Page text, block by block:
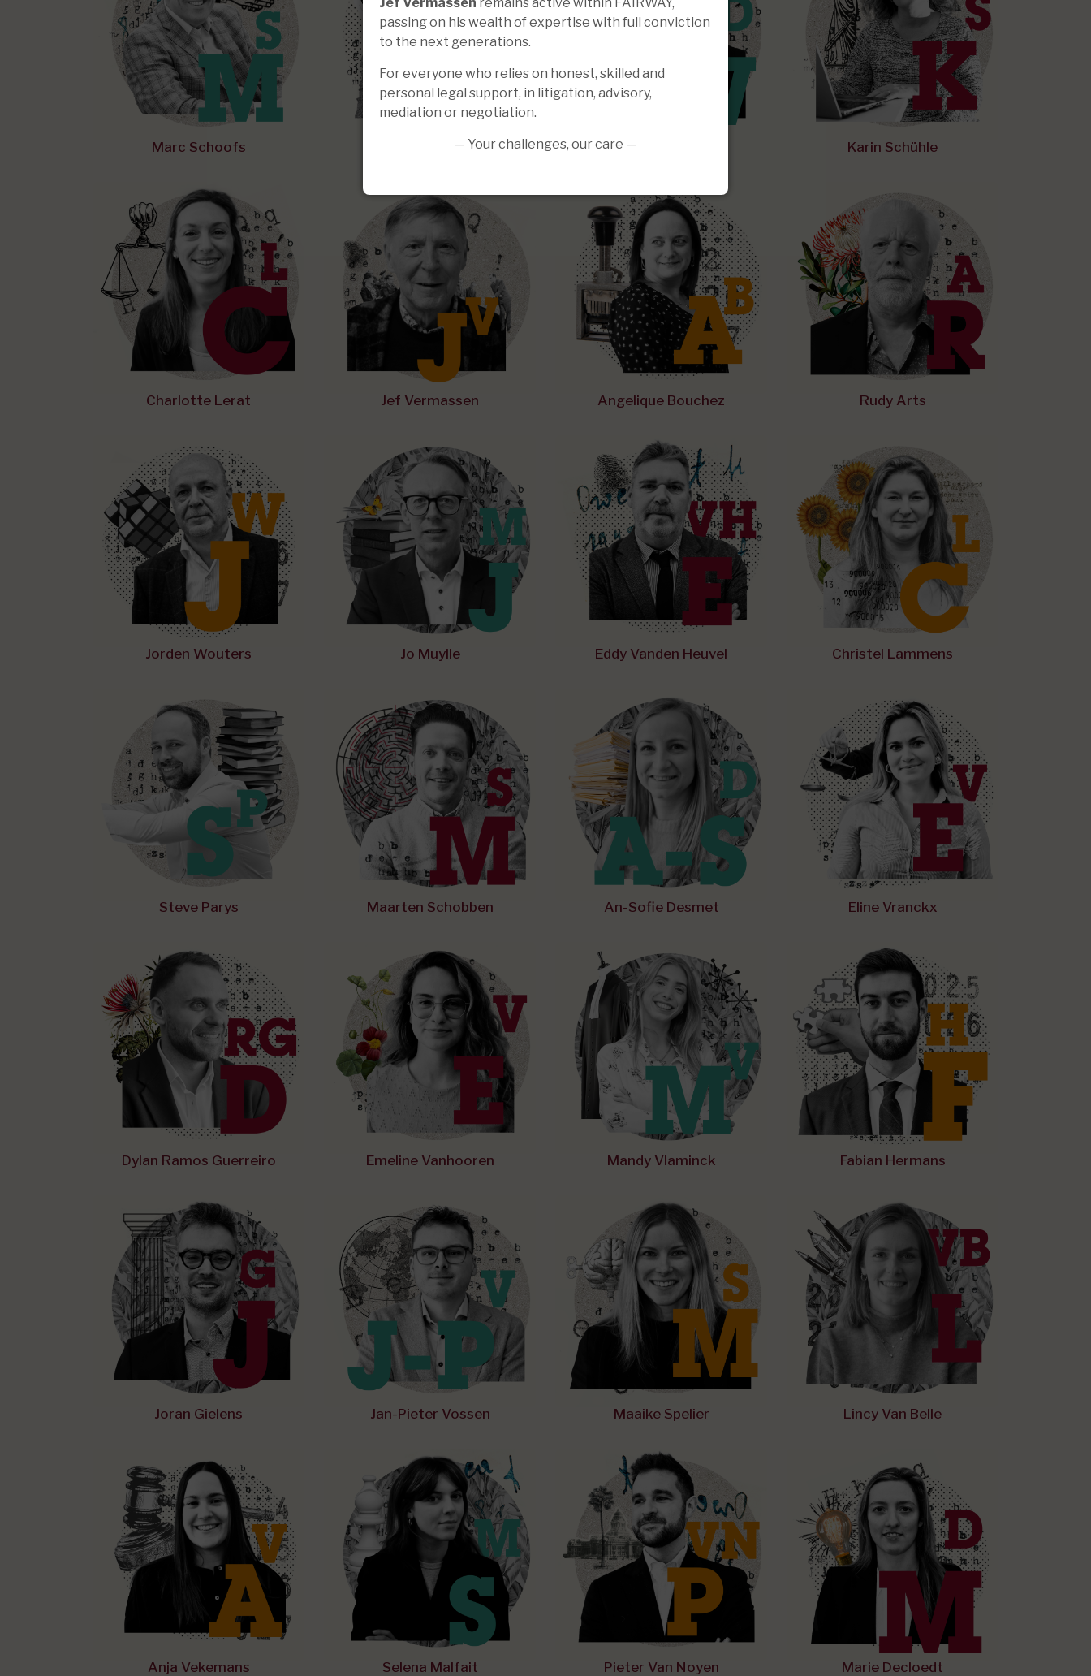
Marc Schoofs Kristoff Simons Wim Decloedt Karin Schühle
Charlotte Lerat Jef Vermassen Angelique Bouchez Rudy Arts
Jorden Wouters Jo Muylle Eddy Vanden Heuvel Christel Lammens
Steve Parys Maarten Schobben An-Sofie Desmet Eline Vranckx
Dylan Ramos Guerreiro Emeline Vanhooren Mandy Vlaminck Fabian Hermans
Joran Gielens Jan-Pieter Vossen Maaike Spelier Lincy Van Belle
Anja Vekemans Selena Malfait Pieter Van Noyen Marie Decloedt
Jef Vermassen remains active within FAIRWAY,
passing on his wealth of expertise with full conviction
to the next generations.
For everyone who relies on honest, skilled and
personal legal support, in litigation, advisory,
mediation or negotiation.
— Your challenges, our care —